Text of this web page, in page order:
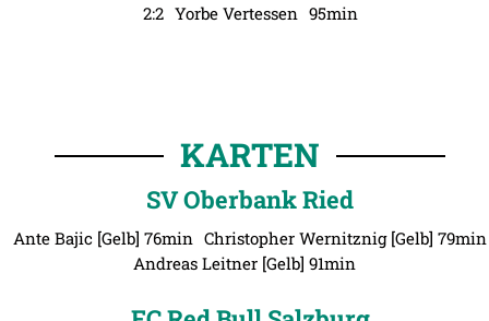
2:2 Yorbe Vertessen 95min
KARTEN
SV Oberbank Ried
Ante Bajic [Gelb] 76min Christopher Wernitznig [Gelb] 79min
Andreas Leitner [Gelb] 91min